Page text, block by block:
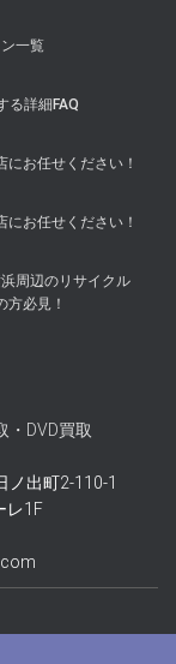
一覧
る詳細FAQ
お任せください！
お任せください！
周辺のリサイクル
必見！
・DVD買取
ノ出町2-110-1
レ1F